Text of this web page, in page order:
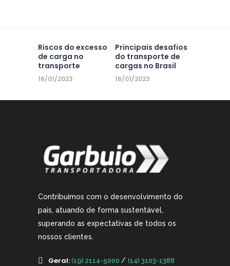
Riscos do excesso
de carga no
transporte
16/01/2023
Principais desafios
do transporte de
cargas no Brasil
16/01/2023
Contribuímos com o desenvolvimento do
país, atuando de forma sustentável,
superando as expectativas de todos os
nossos clientes.
Geral: (19) 2114-5000 / (14) 3103-1388